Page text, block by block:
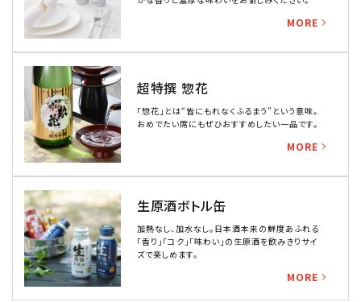
MORE
超特撰 惣花
「惣花」とは“皆にもれなくふるまう”という意味。
おめでたい席にもぜひおすすめしたい一品です。
MORE
生原酒ボトル缶
加熱なし、加水なし。日本酒本来の鮮度あふれる
「香り」「コク」「味わい」の生原酒を飲みきりサイ
ズで楽しめます。
MORE